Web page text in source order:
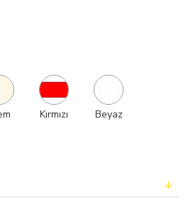
Kırmızı Beyaz